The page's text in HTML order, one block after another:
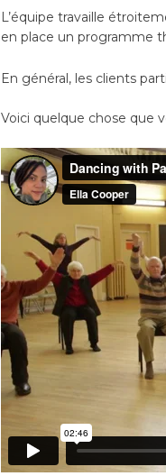
L’équipe travaille
en place un programme
En général, les clients
Voici quelque chose que